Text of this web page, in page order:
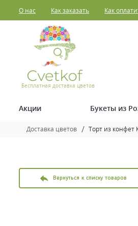
О нас Как заказать Как
Бесплатная доставка цветов
Акции Букеты из
Доставка цветов Торт из конфет
Вернуться к списку товаров